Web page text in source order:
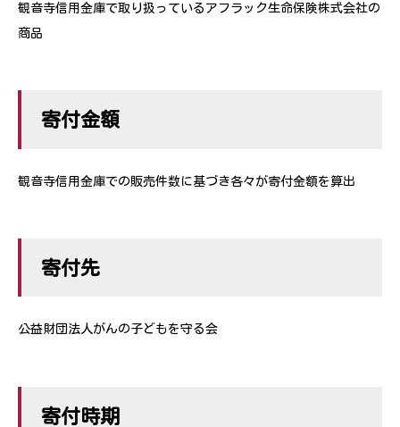
観音寺信用金庫で取り扱っているアフラック生命保険株式会社の
商品
寄付金額
観音寺信用金庫での販売件数に基づき各々が寄付金額を算出
寄付先
公益財団法人がんの子どもを守る会
寄付時期